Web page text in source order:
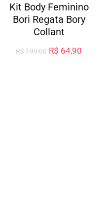
Kit Body Feminino
Bori Regata Bory
Collant
R$199,00 R$ 64,90